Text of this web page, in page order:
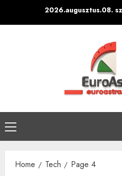
2026.augusztus.08.
Primary
Menu
Home Tech Page 4